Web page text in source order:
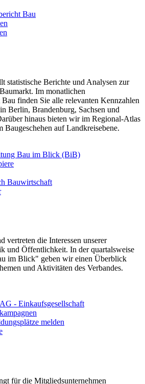
Bau
statistische Berichte und Analysen zur
Im monatlichen
finden Sie alle relevanten Kennzahlen
Berlin, Brandenburg, Sachsen und
hinaus bieten wir im Regional-Atlas
Baugeschehen auf Landkreisebene.
Bau im Blick (BiB)
Bauwirtschaft
vertreten die Interessen unserer
und Öffentlichkeit. In der quartalsweise
im Blick" geben wir einen Überblick
und Aktivitäten des Verbandes.
- Einkaufsgesellschaft
melden
für die Mitgliedsunternehmen